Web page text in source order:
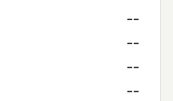
--
--
--
--